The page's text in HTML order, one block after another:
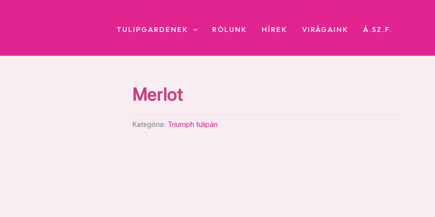
TULIPGARDENEK RÓLUNK HÍREK VIRÁGAINK Á.SZ.F.
Merlot
Kategória: Triumph tulipán